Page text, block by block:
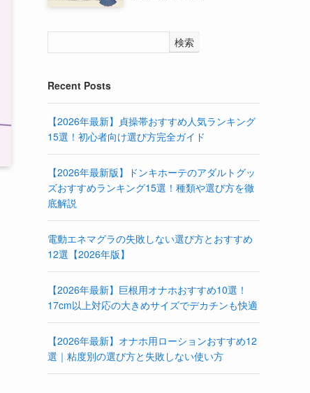
検索
Recent Posts
【2026年最新】貞操帯おすすめ人気ランキング
15選！初心者向け選び方完全ガイド
【2026年最新版】ドンキホーテのアダルトグッ
ズおすすめランキング15選！種類や選び方を徹
底解説
電動エネマグラの失敗しない選び方とおすすめ
12選【2026年版】
【2026年最新】巨根用オナホおすすめ10選！
17cm以上対応の大きめサイズでデカチンも快適
【2026年最新】オナホ用ローションおすすめ12
選｜粘度別の選び方と失敗しない使い方